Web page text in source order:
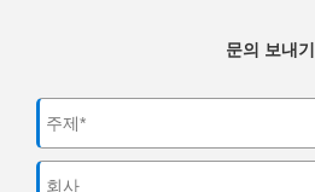
문의 보내기